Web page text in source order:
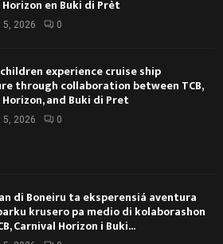
en Buki di Prèt
5, 2026 0
experience cruise ship
through collaboration between TCB,
and Buki di Pret
5, 2026 0
di Boneiru ta eksperensiá aventura
krusero pa medio di kolaborashon
Carnival Horizon i Buki...